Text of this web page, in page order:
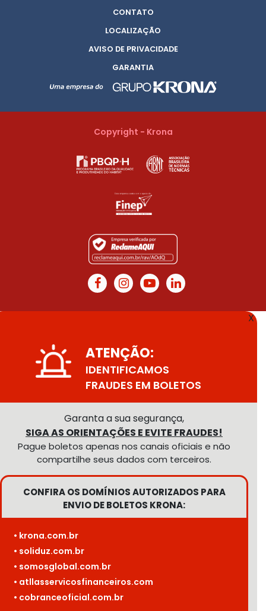
CONTATO
LOCALIZAÇÃO
AVISO DE PRIVACIDADE
GARANTIA
Copyright - Krona
X
ATENÇÃO:
IDENTIFICAMOS
FRAUDES EM BOLETOS
Garanta a sua segurança,
SIGA AS ORIENTAÇÕES E EVITE FRAUDES!
Pague boletos apenas nos canais oficiais e não
compartilhe seus dados com terceiros.
CONFIRA OS DOMÍNIOS AUTORIZADOS PARA
ENVIO DE BOLETOS KRONA:
• krona.com.br
• soliduz.com.br
• somosglobal.com.br
• atllasservicosfinanceiros.com
• cobranceoficial.com.br